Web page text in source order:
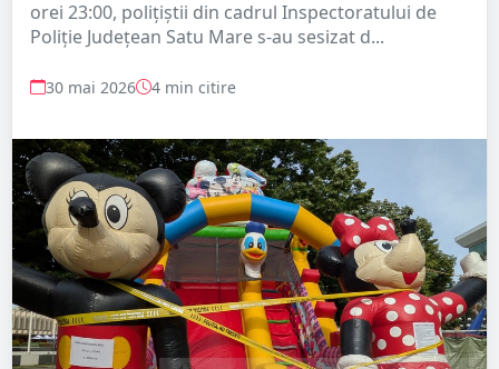
orei 23:00, polițiștii din cadrul Inspectoratului de
Poliție Județean Satu Mare s-au sesizat d...
30 mai 2026 4 min citire